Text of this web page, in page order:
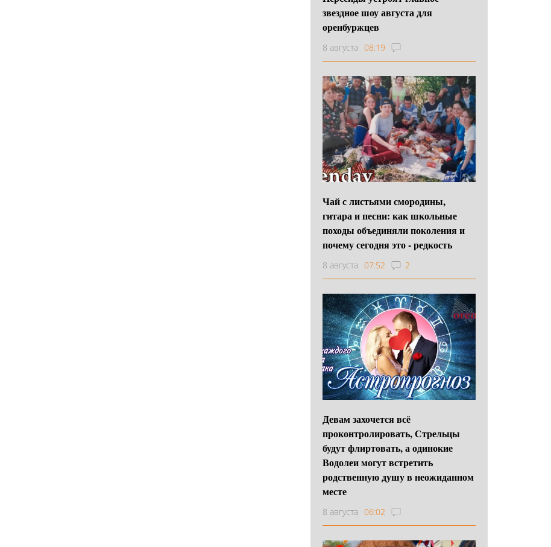
звездное шоу августа для
оренбуржцев
8 августа 08:19
Чай с листьями смородины,
гитара и песни: как школьные
походы объединяли поколения и
почему сегодня это - редкость
8 августа 07:52 2
Девам захочется всё
проконтролировать, Стрельцы
будут флиртовать, а одинокие
Водолеи могут встретить
родственную душу в неожиданном
месте
8 августа 06:02